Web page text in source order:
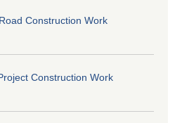
Construction Work
Construction Work